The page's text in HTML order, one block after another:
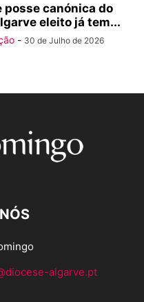
posse canónica do
eleito já tem...
- 30 de Julho de 2026
algarve.pt